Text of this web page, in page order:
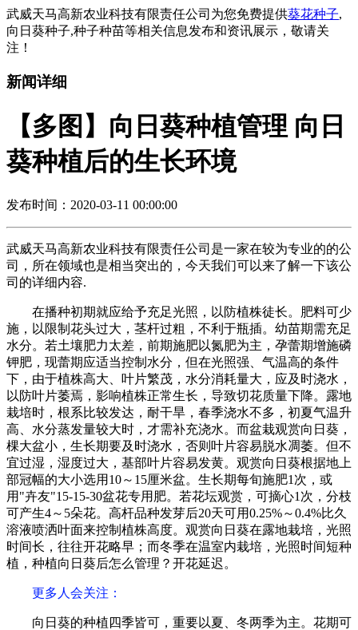
武威天马高新农业科技有限责任公司为您免费提供葵花种子,
向日葵种子,种子种苗等相关信息发布和资讯展示，敬请关
注！
新闻详细
【多图】向日葵种植管理 向日
葵种植后的生长环境
发布时间：2020-03-11 00:00:00
武威天马高新农业科技有限责任公司是一家在较为专业的的公
司，所在领域也是相当突出的，今天我们可以来了解一下该公
司的详细内容.
在播种初期就应给予充足光照，以防植株徒长。肥料可少
施，以限制花头过大，茎杆过粗，不利于瓶插。幼苗期需充足
水分。若土壤肥力太差，前期施肥以氮肥为主，孕蕾期增施磷
钾肥，现蕾期应适当控制水分，但在光照强、气温高的条件
下，由于植株高大、叶片繁茂，水分消耗量大，应及时浇水，
以防叶片萎焉，影响植株正常生长，导致切花质量下降。露地
栽培时，根系比较发达，耐干旱，春季浇水不多，初夏气温升
高、水分蒸发量较大时，才需补充浇水。而盆栽观赏向日葵，
棵大盆小，生长期要及时浇水，否则叶片容易脱水凋萎。但不
宜过湿，湿度过大，基部叶片容易发黄。观赏向日葵根据地上
部冠幅的大小选用10～15厘米盆。生长期每旬施肥1次，或
用"卉友"15-15-30盆花专用肥。若花坛观赏，可摘心1次，分枝
可产生4～5朵花。高杆品种发芽后20天可用0.25%～0.4%比久
溶液喷洒叶面来控制植株高度。观赏向日葵在露地栽培，光照
时间长，往往开花略早；而冬季在温室内栽培，光照时间短种
植，种植向日葵后怎么管理？开花延迟。
更多人会关注 ：
向日葵的种植四季皆可，重要以夏、冬两季为主。花期可